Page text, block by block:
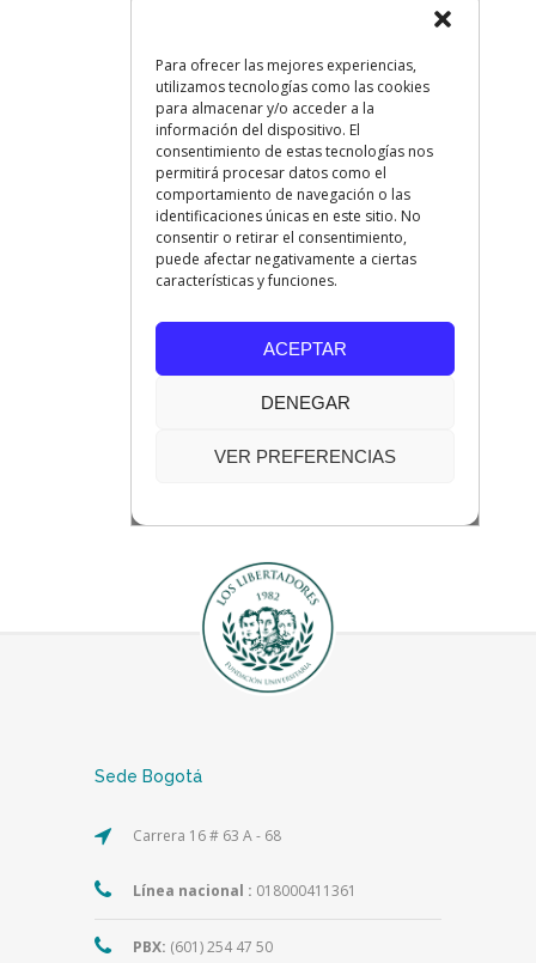
Sede Bogotá
Carrera 16 # 63 A - 68
Línea nacional : 018000411361
PBX: (601) 254 47 50